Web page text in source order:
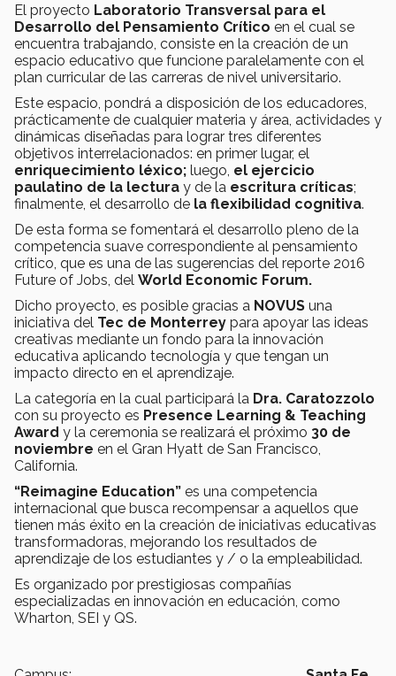
El proyecto Laboratorio Transversal para el
Desarrollo del Pensamiento Crítico en el cual se
encuentra trabajando, consiste en la creación de un
espacio educativo que funcione paralelamente con el
plan curricular de las carreras de nivel universitario.
Este espacio, pondrá a disposición de los educadores,
prácticamente de cualquier materia y área, actividades y
dinámicas diseñadas para lograr tres diferentes
objetivos interrelacionados: en primer lugar, el
enriquecimiento léxico; luego, el ejercicio
paulatino de la lectura y de la escritura críticas;
finalmente, el desarrollo de la flexibilidad cognitiva.
De esta forma se fomentará el desarrollo pleno de la
competencia suave correspondiente al pensamiento
crítico, que es una de las sugerencias del reporte 2016
Future of Jobs, del World Economic Forum.
Dicho proyecto, es posible gracias a NOVUS una
iniciativa del Tec de Monterrey para apoyar las ideas
creativas mediante un fondo para la innovación
educativa aplicando tecnología y que tengan un
impacto directo en el aprendizaje.
La categoría en la cual participará la Dra. Caratozzolo
con su proyecto es Presence Learning & Teaching
Award y la ceremonia se realizará el próximo 30 de
noviembre en el Gran Hyatt de San Francisco,
California.
“Reimagine Education” es una competencia
internacional que busca recompensar a aquellos que
tienen más éxito en la creación de iniciativas educativas
transformadoras, mejorando los resultados de
aprendizaje de los estudiantes y / o la empleabilidad.
Es organizado por prestigiosas compañías
especializadas en innovación en educación, como
Wharton, SEI y QS.